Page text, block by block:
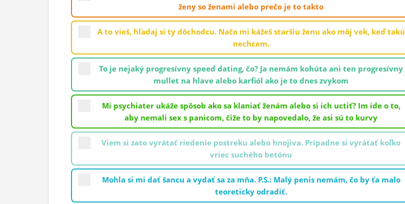
MÔJ PROFIL
NASTAVENIA
ženy so ženami alebo prečo je to takto
A to vieš, hľadaj si ty dôchodcu. Načo mi kážeš staršiu ženu ako môj vek, keď takú
nechcem.
To je nejaký progresívny speed dating, čo? Ja nemám kohúta ani ten progresívny
mullet na hlave alebo karfiól ako je to dnes zvykom
Mi psychiater ukáže spôsob ako sa klaniať ženám alebo si ich uctiť? Im ide o to,
aby nemali sex s panicom, čiže to by napovedalo, že asi sú to kurvy
Viem si zato vyrátať riedenie postreku alebo hnojiva. Prípadne si vyrátať koľko
vriec suchého betónu
Mohla si mi dať šancu a vydať sa za mňa. P.S.: Malý penis nemám, čo by ťa malo
teoreticky odradiť.